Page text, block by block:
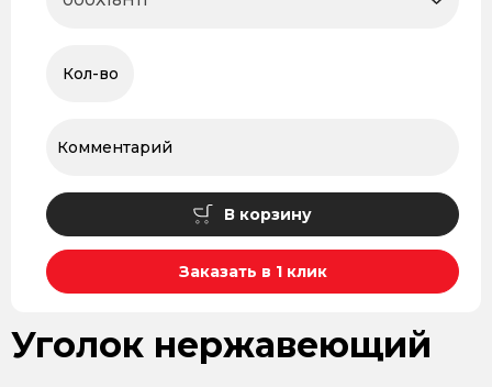
В корзину
Заказать в 1 клик
Уголок нержавеющий